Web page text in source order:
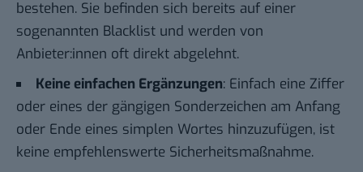
bestehen. Sie befinden sich bereits auf einer
sogenannten Blacklist und werden von
Anbieter:innen oft direkt abgelehnt.
Keine einfachen Ergänzungen: Einfach eine Ziffer
oder eines der gängigen Sonderzeichen am Anfang
oder Ende eines simplen Wortes hinzuzufügen, ist
keine empfehlenswerte Sicherheitsmaßnahme.